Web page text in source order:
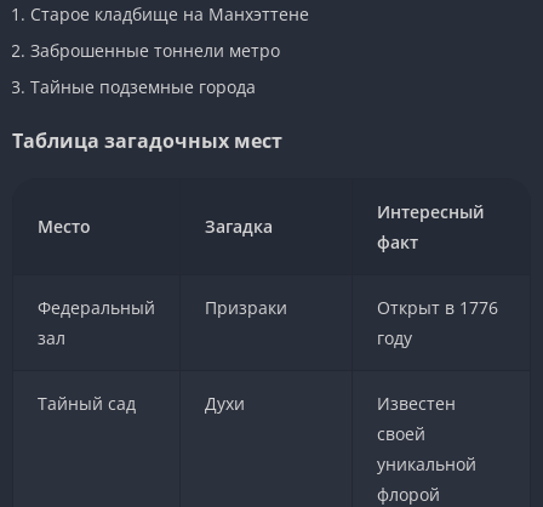
Старое кладбище на Манхэттене
Заброшенные тоннели метро
Тайные подземные города
Таблица загадочных мест
Место Загадка
Интересный
факт
Федеральный
зал
Призраки
Открыт в 1776
году
Тайный сад Духи
Известен
своей
уникальной
флорой